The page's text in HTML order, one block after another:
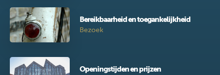
Bereikbaarheid en toegankelijkheid
Bezoek
Openingstijden en prijzen